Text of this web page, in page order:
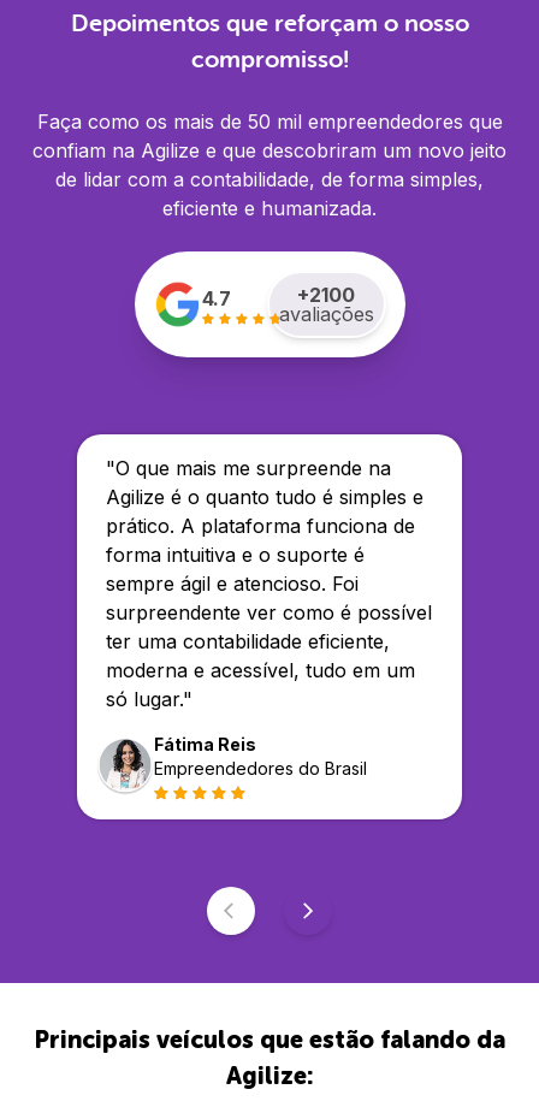
Depoimentos que reforçam o nosso
compromisso!
Faça como os mais de 50 mil empreendedores que
confiam na Agilize e que descobriram um novo jeito
de lidar com a contabilidade, de forma simples,
eficiente e humanizada.
4.7 +2100
avaliações
"O que mais me surpreende na
Agilize é o quanto tudo é simples e
prático. A plataforma funciona de
forma intuitiva e o suporte é
sempre ágil e atencioso. Foi
surpreendente ver como é possível
ter uma contabilidade eficiente,
moderna e acessível, tudo em um
só lugar."
Fátima Reis
Empreendedores do Brasil
Principais veículos que estão falando da
Agilize: